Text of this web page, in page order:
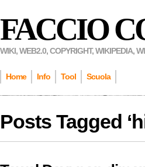
FACCIO
WIKI, WEB2.0, COPYRIGHT, WIKIPEDIA,
Home Info Tool Scuola
Posts Tagged ‘